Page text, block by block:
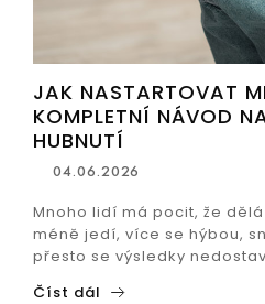
JAK NASTARTOVAT
KOMPLETNÍ NÁVOD
HUBNUTÍ
04.06.2026
Mnoho lidí má pocit, že
méně jedí, více se hýbou,
přesto se výsledky
Číst dál